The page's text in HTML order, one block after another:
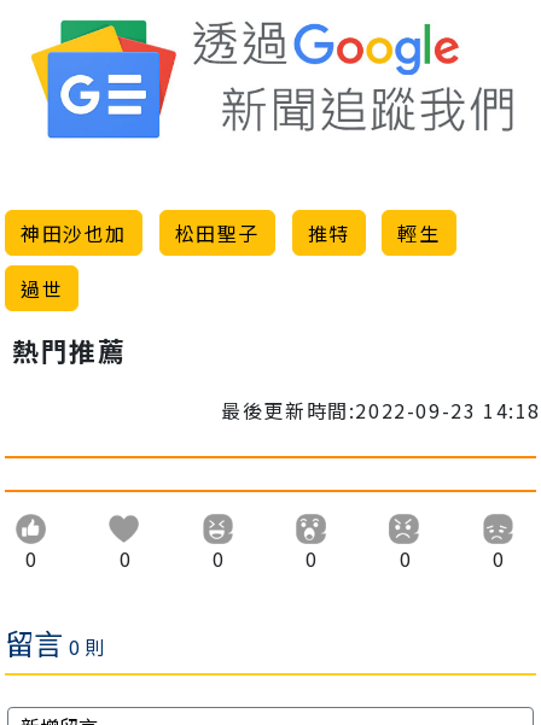
神田沙也加 松田聖子 推特
輕生
過世
熱門推薦
最後更新時間:2022-09-23 14:18
0 0 0 0 0 0